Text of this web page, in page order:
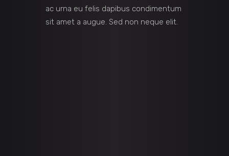
ac urna eu felis dapibus condimentum
sit amet a augue. Sed non neque elit.